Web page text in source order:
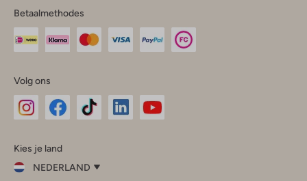
Betaalmethodes
Volg ons
InstagramFacebook
Kies je land
NEDERLAND